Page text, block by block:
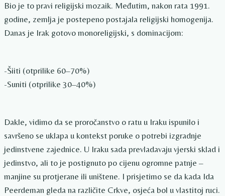
Bio je to pravi religijski mozaik. Međutim, nakon rata 1991.
godine, zemlja je postepeno postajala religijski homogenija.
Danas je Irak gotovo monoreligijski, s dominacijom:
-Šiiti (otprilike 60–70%)
-Suniti (otprilike 30–40%)
Dakle, vidimo da se proročanstvo o ratu u Iraku ispunilo i
savršeno se uklapa u kontekst poruke o potrebi izgradnje
jedinstvene zajednice. U Iraku sada prevladavaju vjerski sklad i
jedinstvo, ali to je postignuto po cijenu ogromne patnje –
manjine su protjerane ili uništene. I prisjetimo se da kada Ida
Peerdeman gleda na različite Crkve, osjeća bol u vlastitoj ruci.